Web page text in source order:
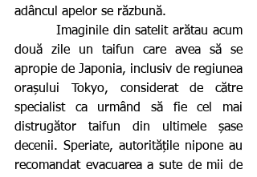
adâncul apelor se răzbună.
două zile un taifun care avea să se
apropie de Japonia, inclusiv de regiunea
orașului Tokyo, considerat de către
specialist ca urmând să fie cel mai
distrugător taifun din ultimele șase
decenii. Speriate, autoritățile nipone au
recomandat evacuarea a sute de mii de